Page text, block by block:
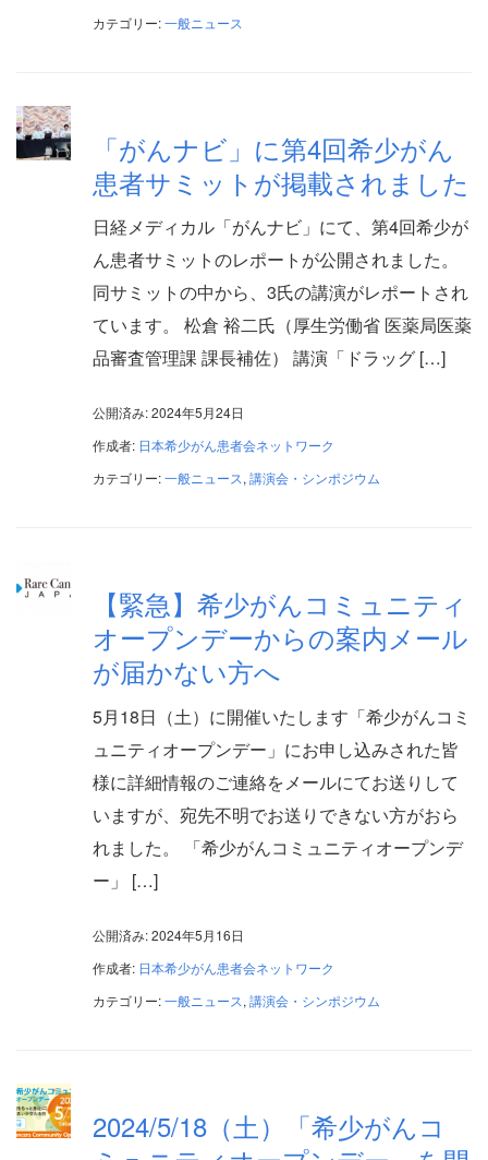
カテゴリー:一般ニュース
「がんナビ」に第4回希少がん
患者サミットが掲載されました
日経メディカル「がんナビ」にて、第4回希少が
ん患者サミットのレポートが公開されました。
同サミットの中から、3氏の講演がレポートされ
ています。 松倉 裕二氏（厚生労働省 医薬局医薬
品審査管理課 課長補佐） 講演「ドラッグ […]
公開済み: 2024年5月24日
作成者: 日本希少がん患者会ネットワーク
カテゴリー:一般ニュース, 講演会・シンポジウム
【緊急】希少がんコミュニティ
オープンデーからの案内メール
が届かない方へ
5月18日（土）に開催いたします「希少がんコミ
ュニティオープンデー」にお申し込みされた皆
様に詳細情報のご連絡をメールにてお送りして
いますが、宛先不明でお送りできない方がおら
れました。 「希少がんコミュニティオープンデ
ー」 […]
公開済み: 2024年5月16日
作成者: 日本希少がん患者会ネットワーク
カテゴリー:一般ニュース, 講演会・シンポジウム
2024/5/18（土）「希少がんコ